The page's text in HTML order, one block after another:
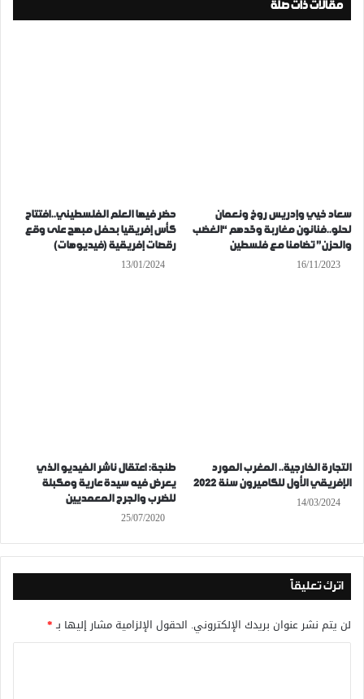
مقالات ذات صلة
سعاد خيي وإدريس روخ ونعمان
لحلو..فنانون مغاربة وحّدهم “الغضب
والحزن” تضامنا مع فلسطين
16/11/2023
حضر فيها العلم الفلسطيني..افتتاح
كأس إفريقيا بحفل مبهج على وقع
رقصات إفريقية (فيديوهات)
13/01/2024
التجارة الخارجية.. المغرب المورد
الإفريقي الأول للكاميرون سنة 2022
14/03/2024
طنجة: اعتقال ناشر الفيديو الذي
يعرض فيه سيدة عارية ومكبلة
للضرب والجرح المعمديين
25/07/2020
اترك تعليقاً
لن يتم نشر عنوان بريدك الإلكتروني. الحقول الإلزامية مشار إليها بـ*